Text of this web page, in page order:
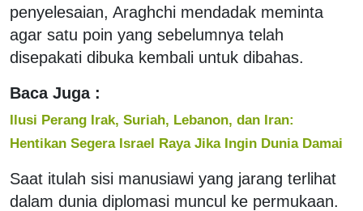
penyelesaian, Araghchi mendadak meminta
agar satu poin yang sebelumnya telah
disepakati dibuka kembali untuk dibahas.
Baca Juga :
Ilusi Perang Irak, Suriah, Lebanon, dan Iran:
Hentikan Segera Israel Raya Jika Ingin Dunia Damai
Saat itulah sisi manusiawi yang jarang terlihat
dalam dunia diplomasi muncul ke permukaan.